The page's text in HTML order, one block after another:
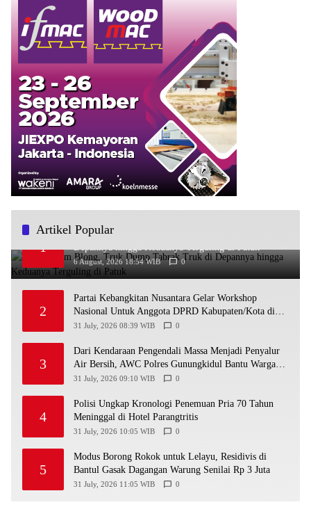
Artikel Popular
1
Diduga Rem Blong, Truk Dump Tabrak Truk di
Depannya hingga Keduanya Terguling di Patuk
6 August, 2026 18:54 WIB 0
2
Partai Kebangkitan Nusantara Gelar Workshop
Nasional Untuk Anggota DPRD Kabupaten/Kota di
Yogyakarta
31 July, 2026 08:39 WIB 0
3
Dari Kendaraan Pengendali Massa Menjadi Penyalur
Air Bersih, AWC Polres Gunungkidul Bantu Warga
Kekeringan
31 July, 2026 09:10 WIB 0
4
Polisi Ungkap Kronologi Penemuan Pria 70 Tahun
Meninggal di Hotel Parangtritis
31 July, 2026 10:05 WIB 0
5
Modus Borong Rokok untuk Lelayu, Residivis di
Bantul Gasak Dagangan Warung Senilai Rp 3 Juta
31 July, 2026 11:05 WIB 0